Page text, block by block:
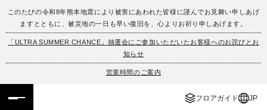
このたびの令和8年熊本地震により被害にあわれた皆様に謹んでお見舞い申しあげ
ますとともに、被災地の一日も早い復旧を、心よりお祈り申しあげます。
「ULTRA SUMMER CHANCE」抽選会にご参加いただいたお客様へのお詫びとお
知らせ
営業時間のご案内
フロアガイド JP
フロアガイド
施設案内・アクセス
ENGLISH
繁体字